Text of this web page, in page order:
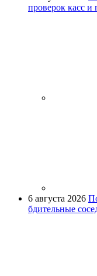
проверок касс и
6 августа 2026
бдительные